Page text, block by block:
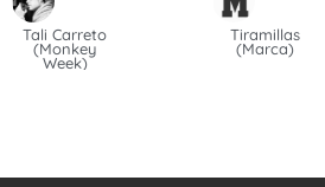
Tali Carreto
(Monkey
Week)
Tiramillas
(Marca)